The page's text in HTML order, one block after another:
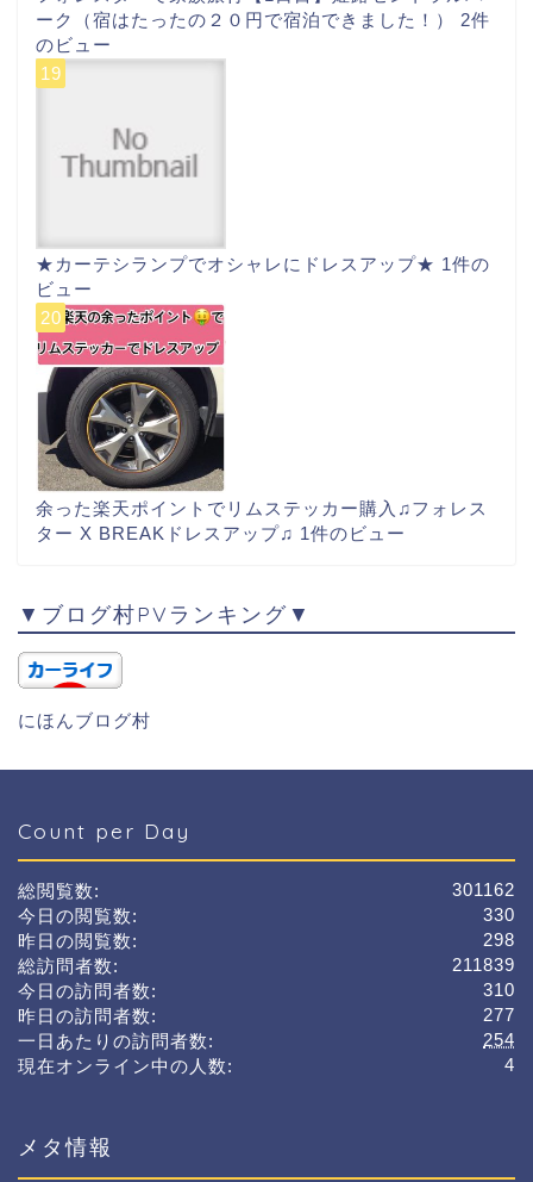
ーク（宿はたったの２０円で宿泊できました！） 2件
のビュー
★カーテシランプでオシャレにドレスアップ★ 1件の
ビュー
余った楽天ポイントでリムステッカー購入♫フォレス
ター X BREAKドレスアップ♫ 1件のビュー
▼ブログ村PVランキング▼
にほんブログ村
Count per Day
301162
総閲覧数:
330
今日の閲覧数:
298
昨日の閲覧数:
211839
総訪問者数:
310
今日の訪問者数:
277
昨日の訪問者数:
254
一日あたりの訪問者数:
4
現在オンライン中の人数:
メタ情報